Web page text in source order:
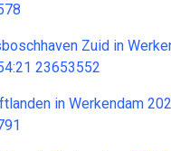
Zuid in
23653552
in Werkendam